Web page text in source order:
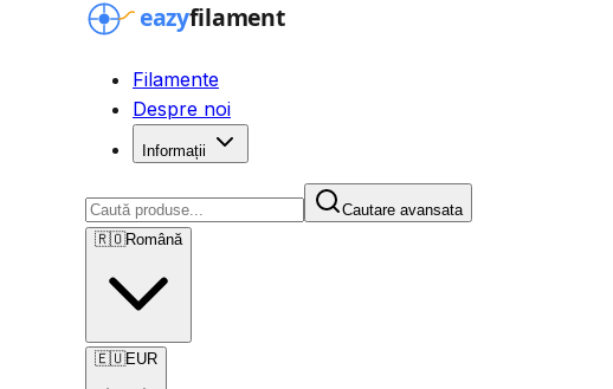
Filamente
Despre noi
Informații
Cautare avansata
🇷🇴Română
🇪🇺EUR